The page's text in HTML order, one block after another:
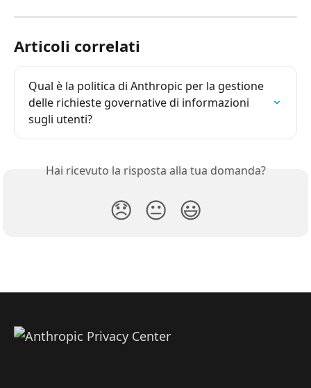
Articoli correlati
Qual è la politica di Anthropic per la gestione
delle richieste governative di informazioni
sugli utenti?
Hai ricevuto la risposta alla tua domanda?
😞 😐 😃